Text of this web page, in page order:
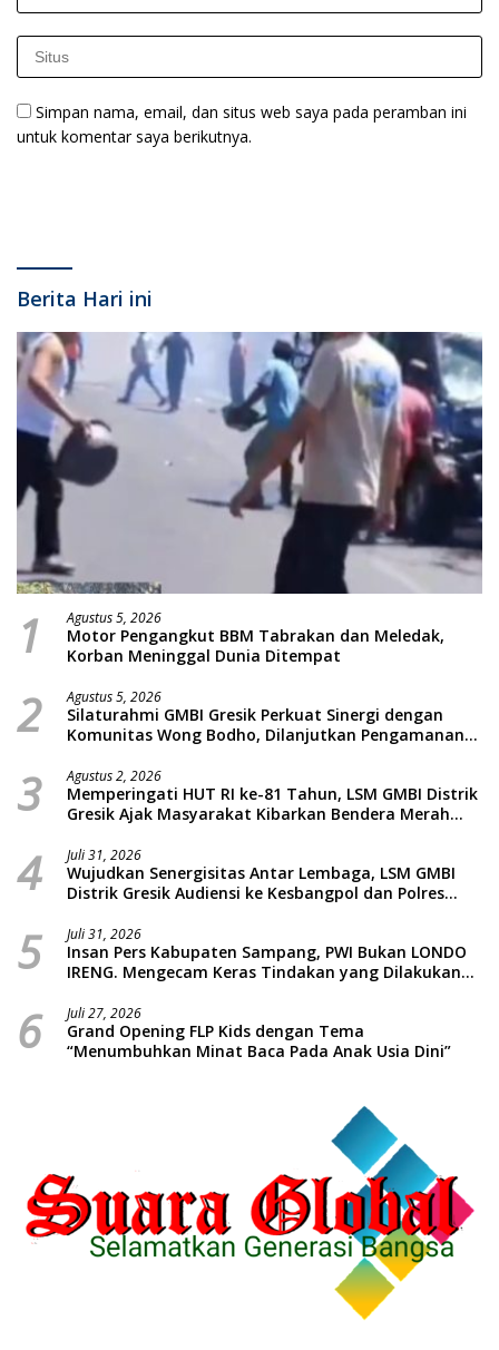
Simpan nama, email, dan situs web saya pada peramban ini
untuk komentar saya berikutnya.
Berita Hari ini
1 Agustus 5, 2026
Motor Pengangkut BBM Tabrakan dan Meledak,
Korban Meninggal Dunia Ditempat
2 Agustus 5, 2026
Silaturahmi GMBI Gresik Perkuat Sinergi dengan
Komunitas Wong Bodho, Dilanjutkan Pengamanan
Massal dan Santunan Anak Yatim
3 Agustus 2, 2026
Memperingati HUT RI ke-81 Tahun, LSM GMBI Distrik
Gresik Ajak Masyarakat Kibarkan Bendera Merah
4 Juli 31, 2026
Wujudkan Senergisitas Antar Lembaga, LSM GMBI
Distrik Gresik Audiensi ke Kesbangpol dan Polres
Piatu
5 Juli 31, 2026
Insan Pers Kabupaten Sampang, PWI Bukan LONDO
IRENG. Mengecam Keras Tindakan yang Dilakukan
6 Juli 27, 2026
Grand Opening FLP Kids dengan Tema
“Menumbuhkan Minat Baca Pada Anak Usia Dini”